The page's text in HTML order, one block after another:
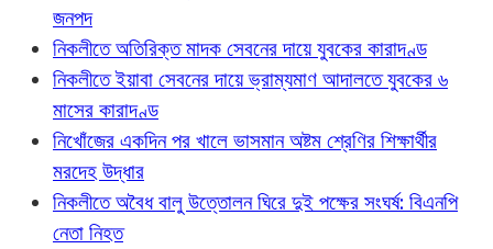
জনপদ
নিকলীতে অতিরিক্ত মাদক সেবনের দায়ে যুবকের কারাদণ্ড
নিকলীতে ইয়াবা সেবনের দায়ে ভ্রাম্যমাণ আদালতে যুবকের ৬
মাসের কারাদণ্ড
নিখোঁজের একদিন পর খালে ভাসমান অষ্টম শ্রেণির শিক্ষার্থীর
মরদেহ উদ্ধার
নিকলীতে অবৈধ বালু উত্তোলন ঘিরে দুই পক্ষের সংঘর্ষ: বিএনপি
নেতা নিহত